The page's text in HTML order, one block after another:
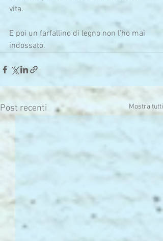
vita.
E poi un farfallino di legno non l'ho mai
indossato.
Post recenti Mostra tutti